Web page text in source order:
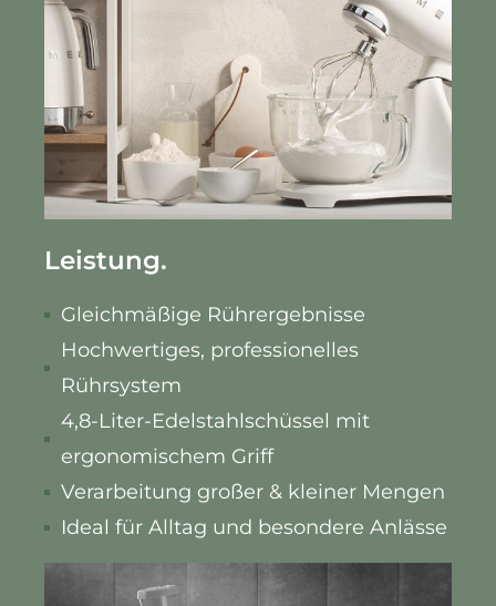
Leistung.
Gleichmäßige Rührergebnisse
Hochwertiges, professionelles
Rührsystem
4,8-Liter-Edelstahlschüssel mit
ergonomischem Griff
Verarbeitung großer & kleiner Mengen
Ideal für Alltag und besondere Anlässe